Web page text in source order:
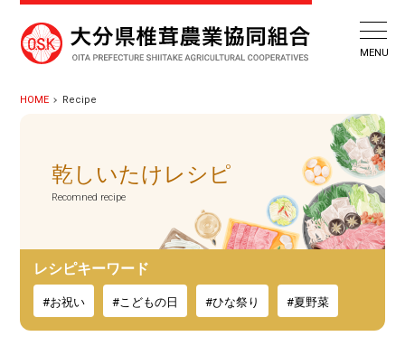
HOME Recipe
乾しいたけレシピ
Recomned recipe
レシピキーワード
#お祝い #こどもの日 #ひな祭り #夏野菜